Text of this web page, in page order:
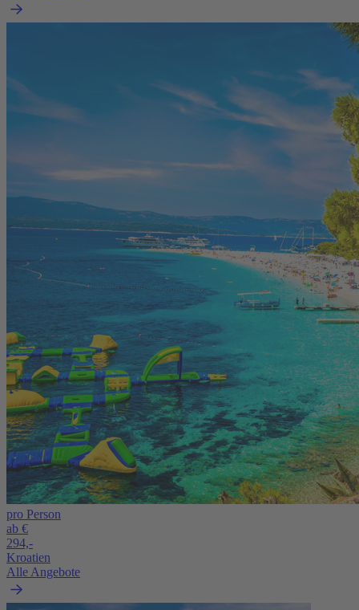
pro Person
ab €
294,-
Kroatien
Alle Angebote